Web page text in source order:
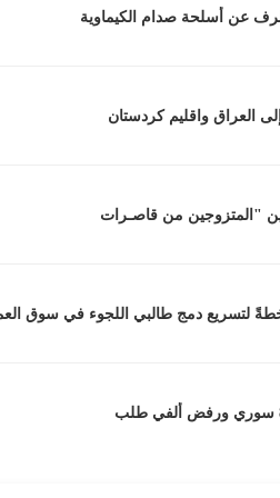
عن أسلحة صدام الكيماوية
العراق واقليم كردستان
"المتزوجين من قاصـرات
خطةً لتسريع دمج طالبي اللجوء في سوق